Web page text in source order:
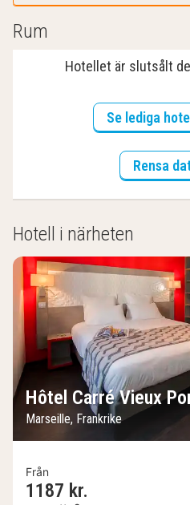
Rum
Hotellet är slutsålt
Se lediga
Rensa
Hotell i närheten
Hôtel Carré Vieux
Marseille, Frankrike
Från
1187 kr.